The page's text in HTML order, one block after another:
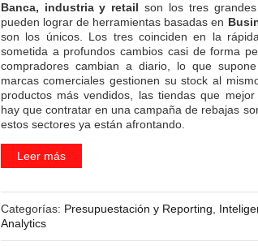
Banca, industria y retail son los tres
pueden lograr de herramientas basadas en
son los únicos. Los tres coinciden en la
sometida a profundos cambios casi de forma
compradores cambian a diario, lo que
marcas comerciales gestionen su stock al
productos más vendidos, las tiendas que
hay que contratar en una campaña de rebajas
estos sectores ya están afrontando.
Leer más
Categorías: Presupuestación y Reporting,
Analytics